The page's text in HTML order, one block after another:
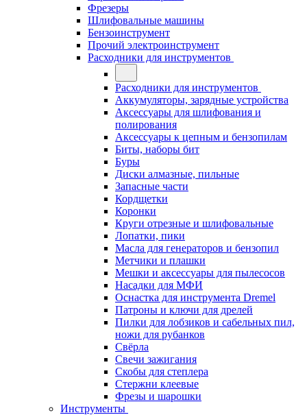
Фрезеры
Шлифовальные машины
Бензоинструмент
Прочий электроинструмент
Расходники для инструментов
Расходники для инструментов
Аккумуляторы, зарядные устройства
Аксессуары для шлифования и
полирования
Аксессуары к цепным и бензопилам
Биты, наборы бит
Буры
Диски алмазные, пильные
Запасные части
Кордщетки
Коронки
Круги отрезные и шлифовальные
Лопатки, пики
Масла для генераторов и бензопил
Метчики и плашки
Мешки и аксессуары для пылесосов
Насадки для МФИ
Оснастка для инструмента Dremel
Патроны и ключи для дрелей
Пилки для лобзиков и сабельных пил,
ножи для рубанков
Свёрла
Свечи зажигания
Скобы для степлера
Стержни клеевые
Фрезы и шарошки
Инструменты